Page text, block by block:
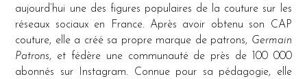
aujourd’hui une des figures populaires de la couture sur les
réseaux sociaux en France. Après avoir obtenu son CAP
couture, elle a créé sa propre marque de patrons, Germain
Patrons, et fédère une communauté de près de 100 000
abonnés sur Instagram. Connue pour sa pédagogie, elle